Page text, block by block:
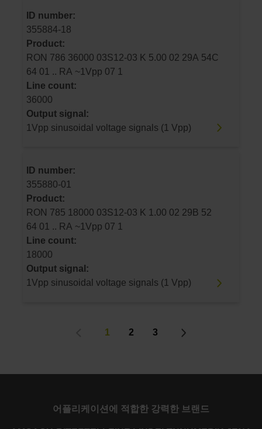
ID number:
355884-18
Product:
RON 786 36000 03S12-03 K 5.00 02 29A 54C
64 01 .. RA ~1Vpp 07 1
Line count:
36000
Output signal:
1Vpp sinusoidal voltage signals (1 Vpp)
ID number:
355880-01
Product:
RON 785 18000 03S12-03 K 1.00 02 29B 52
64 01 .. RA ~1Vpp 07 1
Line count:
18000
Output signal:
1Vpp sinusoidal voltage signals (1 Vpp)
1 2 3
어플리케이션에 적합한 강력한 브랜드